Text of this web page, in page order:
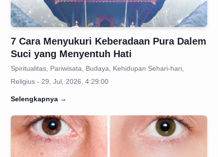
7 Cara Menyukuri Keberadaan Pura Dalem
Suci yang Menyentuh Hati
Spiritualitas, Pariwisata, Budaya, Kehidupan Sehari-hari,
Religius - 29, Jul, 2026, 4:29:00
Selengkapnya →